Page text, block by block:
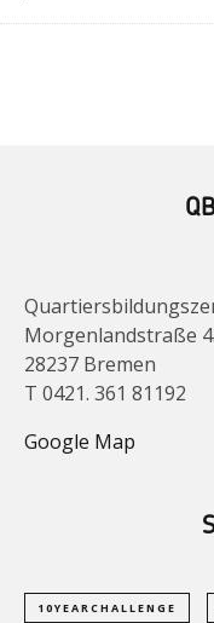
Morgenlandstraße
28237 Bremen
T 0421. 361 81192
Google Map
10YEARCHALLENGE